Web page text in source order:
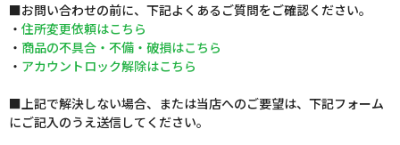
■お問い合わせの前に、下記よくあるご質問をご確認ください。
・ 住所変更依頼はこちら
・ 商品の不具合・不備・破損はこちら
・ アカウントロック解除はこちら
■上記で解決しない場合、または当店へのご要望は、下記フォーム
にご記入のうえ送信してください。